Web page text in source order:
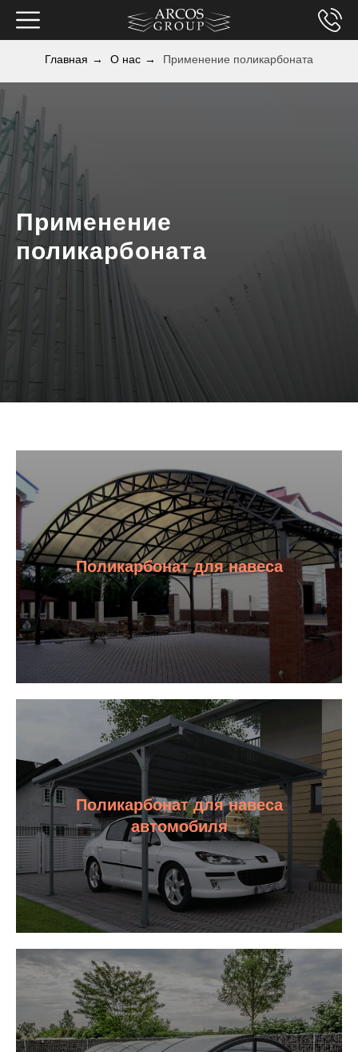
Главная → О нас → Применение поликарбоната
Применение
поликарбоната
Поликарбонат для навеса
Поликарбонат для навеса
автомобиля